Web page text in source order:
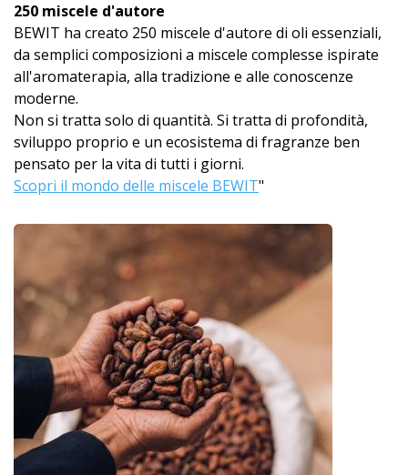
250 miscele d'autore
BEWIT ha creato 250 miscele d'autore di oli essenziali,
da semplici composizioni a miscele complesse ispirate
all'aromaterapia, alla tradizione e alle conoscenze
moderne.
Non si tratta solo di quantità. Si tratta di profondità,
sviluppo proprio e un ecosistema di fragranze ben
pensato per la vita di tutti i giorni.
Scopri il mondo delle miscele BEWIT"